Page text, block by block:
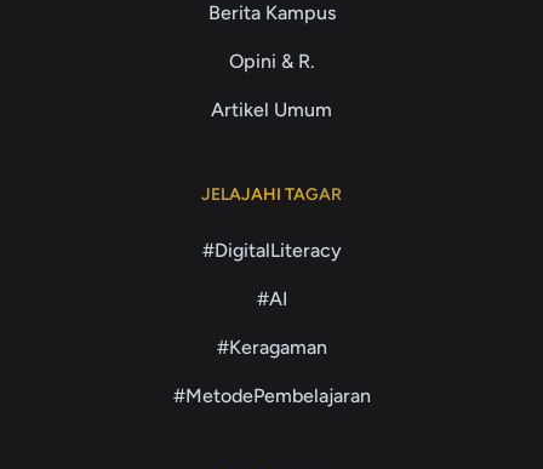
Berita Kampus
Opini & R.
Artikel Umum
JELAJAHI TAGAR
#DigitalLiteracy
#AI
#Keragaman
#MetodePembelajaran